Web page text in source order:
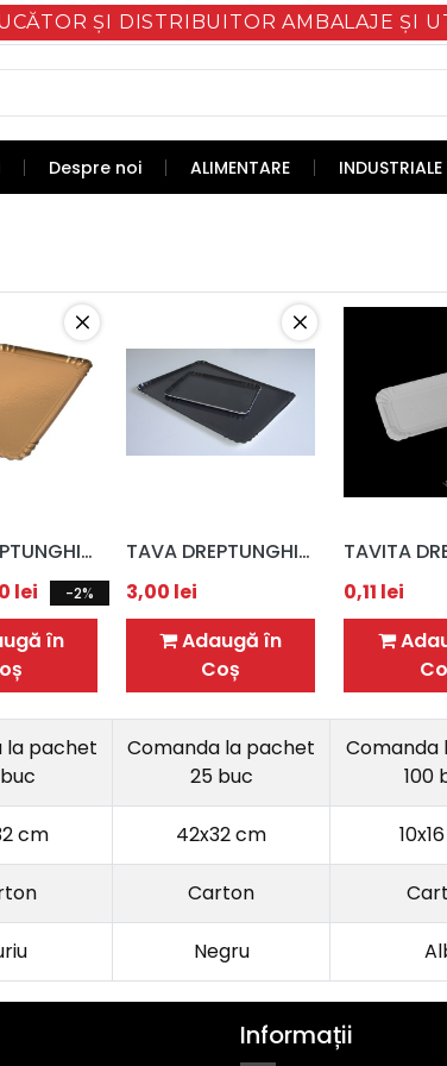
ȘI DISTRIBUITOR AMBALAJE ȘI
Despre noi ALIMENTARE INDUSTRIALE
TAVA DREPTUNGHIULARA AURIE 42X32 CM
lei -2%
în
TAVA DREPTUNGHIULARA NEAGRA 42X32 CM
3,00 lei
Adaugă în
Coș
0,11 lei
la pachet
Comanda la pachet
25 buc
Comanda
100
cm 42x32 cm
Carton
Negru
Informații